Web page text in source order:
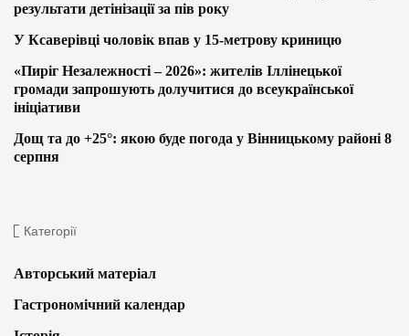
результати детінізації за пів року
У Ксаверівці чоловік впав у 15-метрову криницю
«Пиріг Незалежності – 2026»: жителів Іллінецької
громади запрошують долучитися до всеукраїнської
ініціативи
Дощ та до +25°: якою буде погода у Вінницькому районі 8
серпня
Категорії
Авторський матеріал
Гастрономічний календар